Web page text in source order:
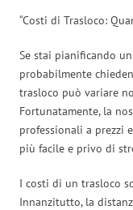
“Costi di Trasloco:
Se stai pianificando
probabilmente
trasloco può variare
Fortunatamente, la
professionali a prezzi
più facile e privo di
I costi di un trasloco
Innanzitutto, la